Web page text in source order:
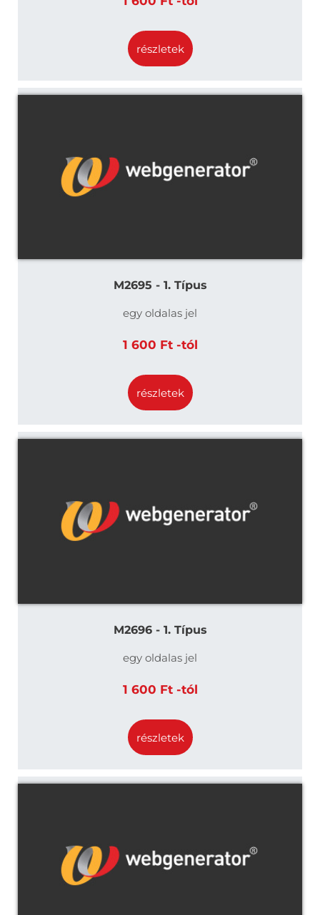
részletek
M2695 - 1. Típus
egy oldalas jel
1 600 Ft -tól
részletek
M2696 - 1. Típus
egy oldalas jel
1 600 Ft -tól
részletek